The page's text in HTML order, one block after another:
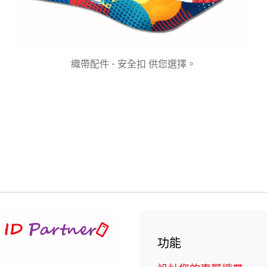
織帶配件 - 安全扣 供您選擇。
功能